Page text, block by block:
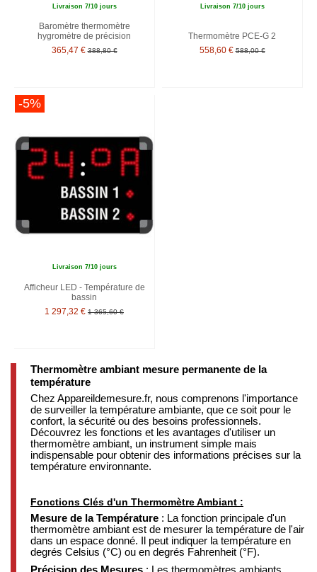
Livraison 7/10 jours
Baromètre thermomètre
hygromètre de précision
365,47 € 388,80 €
Livraison 7/10 jours
Thermomètre PCE-G 2
558,60 € 588,00 €
-5%
Livraison 7/10 jours
Afficheur LED - Température de
bassin
1 297,32 € 1 365,60 €
Thermomètre ambiant mesure permanente de la
température
Chez Appareildemesure.fr, nous comprenons l'importance
de surveiller la température ambiante, que ce soit pour le
confort, la sécurité ou des besoins professionnels.
Découvrez les fonctions et les avantages d'utiliser un
thermomètre ambiant, un instrument simple mais
indispensable pour obtenir des informations précises sur la
température environnante.
Fonctions Clés d'un Thermomètre Ambiant :
Mesure de la Température : La fonction principale d'un
thermomètre ambiant est de mesurer la température de l'air
dans un espace donné. Il peut indiquer la température en
degrés Celsius (°C) ou en degrés Fahrenheit (°F).